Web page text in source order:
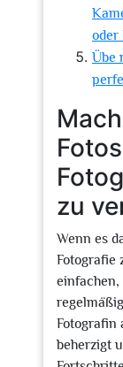
oder
Übe
zu
Wenn es
Fotografie
Fotografin
beherzigt